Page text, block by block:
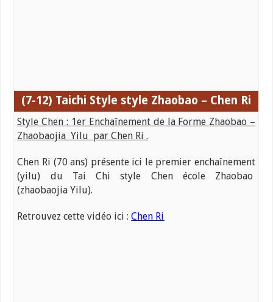
(7-12) Taichi Style style Zhaobao – Chen Ri
Style Chen : 1er Enchaînement de la Forme Zhaobao –
Zhaobaojia Yilu par Chen Ri .
Chen Ri (70 ans) présente ici le premier enchaînement
(yilu) du Tai Chi style Chen école Zhaobao
(zhaobaojia Yilu).
Retrouvez cette vidéo ici :Chen Ri